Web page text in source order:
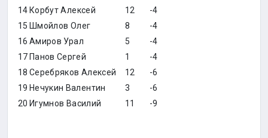
14 Корбут Алексей 12
-4
15 Шмойлов Олег 8
-4
16 Амиров Урал 5
-4
17 Панов Сергей 1
-4
18 Серебряков Алексей 12
-6
19 Нечукин Валентин 3
-6
20 Игумнов Василий 11 -9